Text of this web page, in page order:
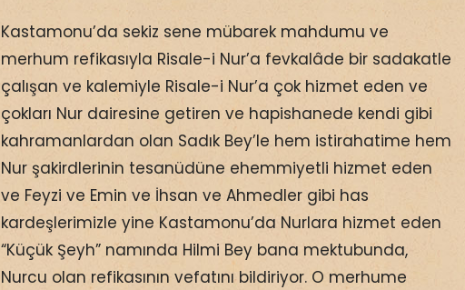
Kastamonu’da sekiz sene mübarek mahdumu ve
merhum refikasıyla Risale-i Nur’a fevkalâde bir sadakatle
çalışan ve kalemiyle Risale-i Nur’a çok hizmet eden ve
çokları Nur dairesine getiren ve hapishanede kendi gibi
kahramanlardan olan Sadık Bey’le hem istirahatime hem
Nur şakirdlerinin tesanüdüne ehemmiyetli hizmet eden
ve Feyzi ve Emin ve İhsan ve Ahmedler gibi has
kardeşlerimizle yine Kastamonu’da Nurlara hizmet eden
“Küçük Şeyh” namında Hilmi Bey bana mektubunda,
Nurcu olan refikasının vefatını bildiriyor. O merhume